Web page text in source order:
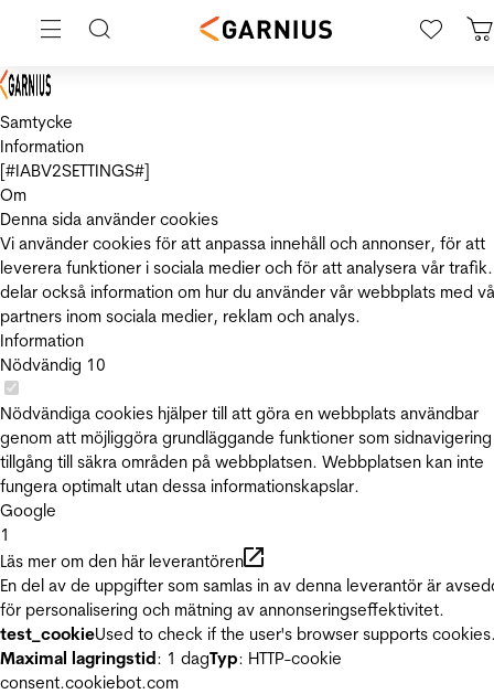
Samtycke
Information
[#IABV2SETTINGS#]
Om
Denna sida använder cookies
Vi använder cookies för att anpassa innehåll och annonser, för att
leverera funktioner i sociala medier och för att analysera vår
delar också information om hur du använder vår webbplats med
partners inom sociala medier, reklam och analys.
Information
Nödvändig 10
Nödvändiga cookies hjälper till att göra en webbplats användbar
genom att möjliggöra grundläggande funktioner som
tillgång till säkra områden på webbplatsen. Webbplatsen kan inte
fungera optimalt utan dessa informationskapslar.
Google
1
Läs mer om den här leverantören
En del av de uppgifter som samlas in av denna leverantör är
för personalisering och mätning av annonseringseffektivitet.
test_cookieUsed to check if the user's browser supports
Maximal lagringstid: 1 dagTyp: HTTP-cookie
consent.cookiebot.com